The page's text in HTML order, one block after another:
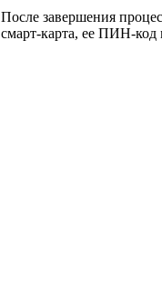
После завершения
смарт-карта, ее ПИН-код